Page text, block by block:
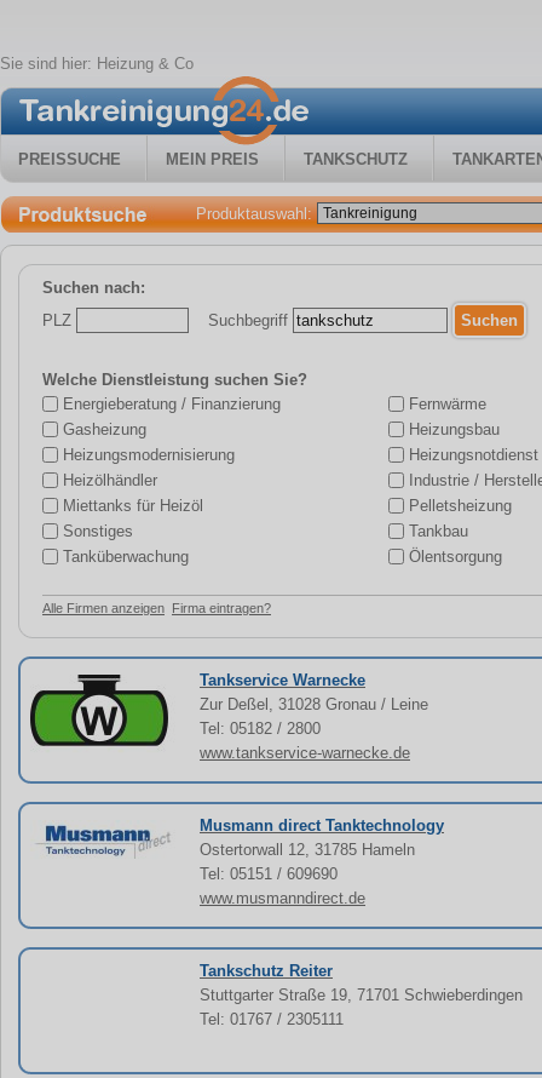
Sie sind hier: Heizung & Co
PREISSUCHE MEIN PREIS TANKSCHUTZ
Produktauswahl:
Suchen nach:
PLZ
Suchbegriff
Welche Dienstleistung suchen Sie?
Energieberatung / Finanzierung
Fernwärme
Gasheizung
Heizungsbau
Heizungsmodernisierung
Heizungsnotdienst
Heizölhändler
Industrie /
Miettanks für Heizöl
Pelletsheizung
Sonstiges
Tankbau
Tanküberwachung
Ölentsorgung
Alle Firmen anzeigen Firma eintragen?
Tankservice Warnecke
Zur Deßel, 31028 Gronau / Leine
Tel: 05182 / 2800
www.tankservice-warnecke.de
Musmann direct Tanktechnology
Ostertorwall 12, 31785 Hameln
Tel: 05151 / 609690
www.musmanndirect.de
Tankschutz Reiter
Stuttgarter Straße 19, 71701 Schwieberdingen
Tel: 01767 / 2305111